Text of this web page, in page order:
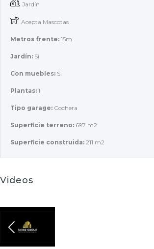
Jardín
Acepta Mascotas
Metros frente: 15m
Jardín: Si
Con muebles: Si
Plantas: 1
Tipo garage: Cochera
Superficie terreno: 697 m2
Superficie construida: 211 m2
Videos